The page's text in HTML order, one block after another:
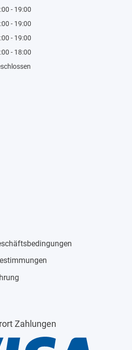
- 19:00
- 19:00
- 19:00
- 18:00
Zahlungen